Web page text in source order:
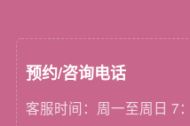
预约/咨询电话
客服时间：周一至周日 7